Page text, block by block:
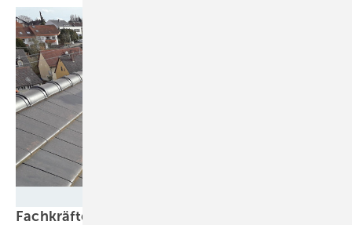
Fachkräfte: Lichtblick schlägt Maßnahmen zur